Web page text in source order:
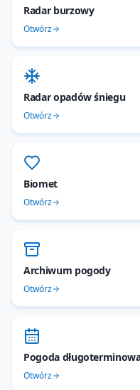
Radar burzowy
Otwórz
Radar opadów śniegu
Otwórz
Biomet
Otwórz
Archiwum pogody
Otwórz
Pogoda
Otwórz